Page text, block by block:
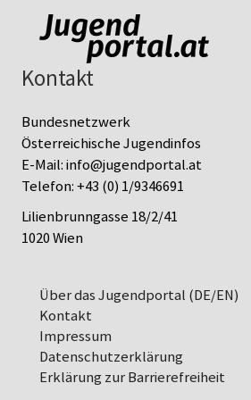
Kontakt
Bundesnetzwerk
Österreichische Jugendinfos
E-Mail:info@jugendportal.at
Telefon:+43 (0) 1/9346691
Lilienbrunngasse 18/2/41
1020 Wien
Über das Jugendportal (DE/EN)
Kontakt
Impressum
Datenschutz­erklärung
Erklärung zur Barrierefreiheit